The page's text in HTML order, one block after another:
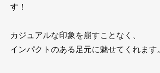
す！
カジュアルな印象を崩すことなく、
インパクトのある足元に魅せてくれます。